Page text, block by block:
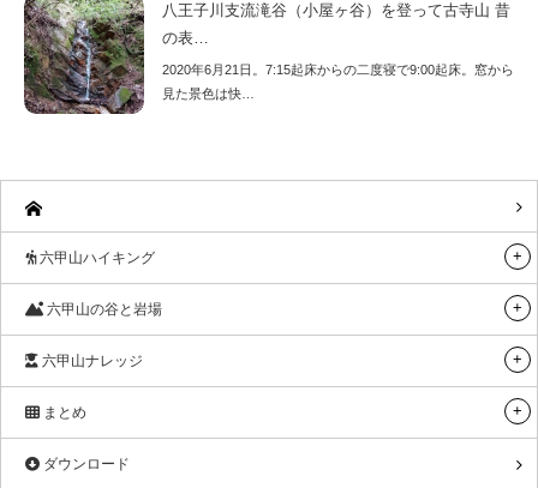
八王子川支流滝谷（小屋ヶ谷）を登って古寺山 昔
の表…
2020年6月21日。7:15起床からの二度寝で9:00起床。窓から
見た景色は快…
六甲山ハイキング
六甲山の谷と岩場
六甲山ナレッジ
まとめ
ダウンロード